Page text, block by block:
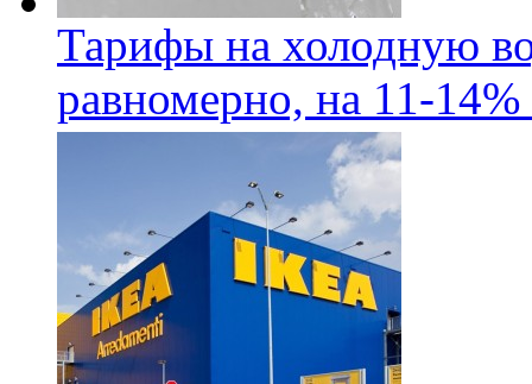
Тарифы на холодную
равномерно, на 11-14%